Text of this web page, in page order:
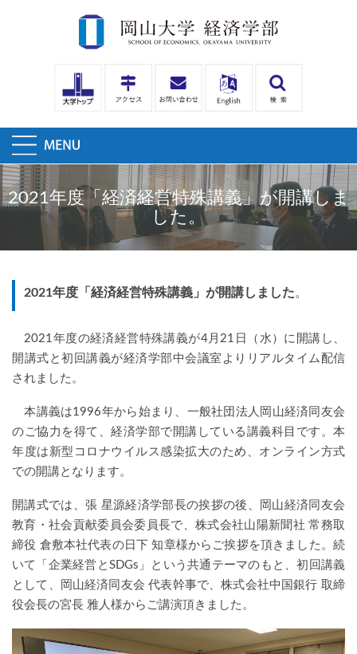
2021年度「経済経営特殊講義」が開講しま
した。
2021年度「経済経営特殊講義」が開講しました。
2021年度の経済経営特殊講義が4月21 日（水）に開講し、
開講式と初回講義が経済学部中会議室よりリアルタイム配信
されました。
本講義は1996年から始まり、一般社団法人岡山経済同友会
のご協力を得て、経済学部で開講している講義科目です。本
年度は新型コロナウイルス感染拡大のため、オンライン方式
での開講となります。
開講式では、張 星源経済学部長の挨拶の後、岡山経済同友会
教育・社会貢献委員会委員長で、株式会社山陽新聞社 常務取
締役 倉敷本社代表の日下 知章様からご挨拶を頂きました。続
いて「企業経営と SDGs 」という共通テーマのもと、初回講義
として、岡山経済同友会 代表幹事で、株式会社中国銀行 取締
役会長の宮長 雅人様からご講演頂きました。